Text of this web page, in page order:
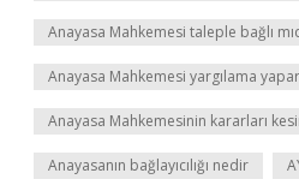
Anayasa Mahkemesi taleple bağlı
Anayasa Mahkemesi yargılama yapar
Anayasa Mahkemesinin kararları
Anayasanın bağlayıcılığı nedir